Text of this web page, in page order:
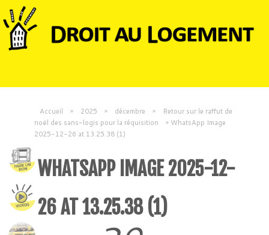
Accueil » 2025 » décembre »
Retour sur le raffut de
noël des sans-logis pour la réquisition
» WhatsApp Image
2025-12-26 at 13.25.38 (1)
WHATSAPP IMAGE 2025-12-
26 AT 13.25.38 (1)